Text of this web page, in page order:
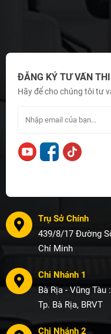
ĐĂNG KÝ TƯ VẤN
Hãy để cho chúng tôi tư
Trụ Sở Chính
439/8/17 Đường
Chí Minh
Chi Nhánh 1
Bà Rịa - Vũng Tàu
Tp. Bà Rịa, BRVT
Chi Nhánh 2